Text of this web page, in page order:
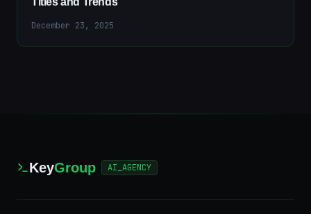
December 23, 2025
KeyGroup AI_AGENCY